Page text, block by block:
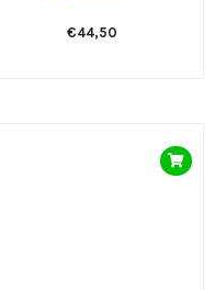
€44,50